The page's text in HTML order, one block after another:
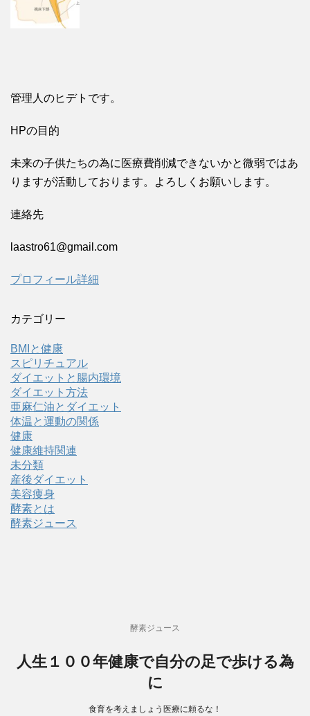
管理人のヒデトです。
HPの目的
未来の子供たちの為に医療費削減できないかと微弱ではあ
りますが活動しております。よろしくお願いします。
連絡先
laastro61@gmail.com
プロフィール詳細
カテゴリー
BMIと健康
スピリチュアル
ダイエットと腸内環境
ダイエット方法
亜麻仁油とダイエット
体温と運動の関係
健康
健康維持関連
未分類
産後ダイエット
美容痩身
酵素とは
酵素ジュース
酵素ジュース
人生１００年健康で自分の足で歩ける為
に
食育を考えましょう医療に頼るな！